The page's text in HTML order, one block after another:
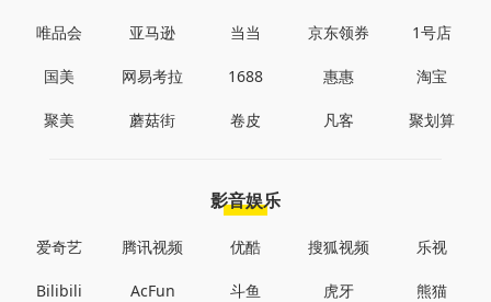
唯品会 亚马逊 当当 京东领券 1号店
国美 网易考拉 1688 惠惠 淘宝
聚美 蘑菇街 卷皮 凡客 聚划算
影音娱乐
爱奇艺 腾讯视频 优酷 搜狐视频 乐视
Bilibili AcFun 斗鱼 虎牙 熊猫